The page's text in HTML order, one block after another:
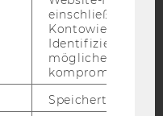
WEBSEITE
einschließlich der
Identifizierung
möglicherweise
kompromittierten
Speichert